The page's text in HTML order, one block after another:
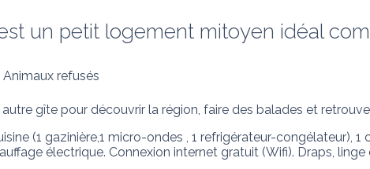
un petit logement mitoyen idéal
Animaux refusés
gîte pour découvrir la région, faire des balades et
(1 gazinière,1 micro-ondes , 1 refrigérateur-congélateur),
électrique. Connexion internet gratuit (Wifi). Draps,